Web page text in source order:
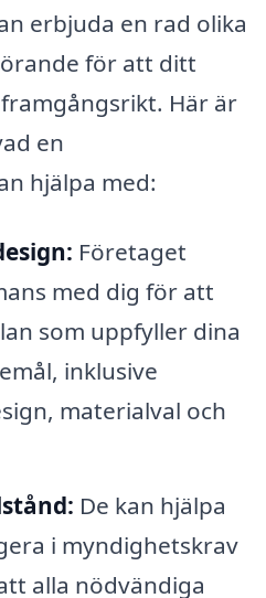
erbjuda en rad olika
för att ditt
Här är
en
hjälpa med:
Företaget
med dig för att
som uppfyller dina
inklusive
materialval och
De kan hjälpa
i myndighetskrav
alla nödvändiga